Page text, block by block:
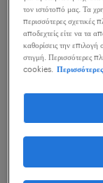
πρόσωπο με
συνέντευξη
τύπους
να λάβει υπόψη
τον ιστότοπό μας. Τα
περισσότερες σχετικές
αποδεχτείς είτε να τα
καθορίσεις την
στιγμή. Περισσότερες
cookies.